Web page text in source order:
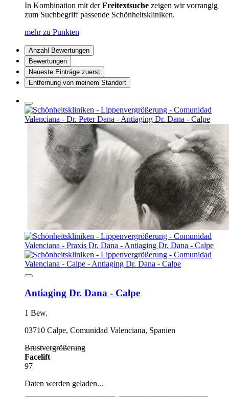
In Kombination mit derFreitextsuche zeigen wir vorrangig
zum Suchbegriff passende Schönheitskliniken.
mehr zu Punkten
Anzahl Bewertungen
Bewertungen
Neueste Einträge zuerst
Entfernung von meinem Standort
Antiaging Dr. Dana - Calpe
1 Bew.
03710 Calpe, Comunidad Valenciana, Spanien
Brustvergrößerung
Facelift
97
Daten werden geladen...